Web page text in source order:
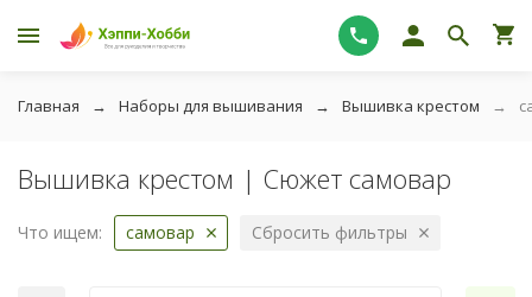
Главная Наборы для вышивания Вышивка крестом
Вышивка крестом | Сюжет самовар
Что ищем: самовар Сбросить фильтры